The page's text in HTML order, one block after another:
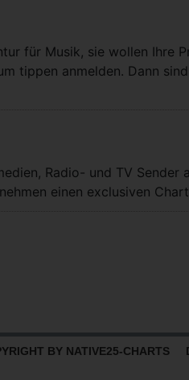
für Musik, sie wollen Ihre
tippen anmelden. Dann
Radio- und TV Sender
einen exclusiven
BY NATIVE25-CHARTS